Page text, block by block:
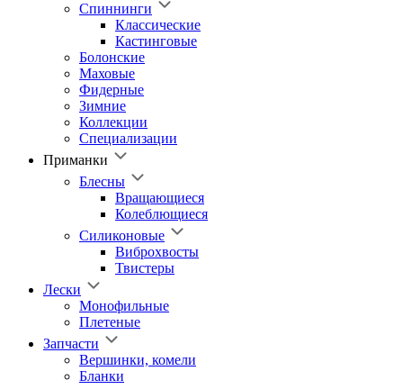
Спиннинги
Классические
Кастинговые
Болонские
Маховые
Фидерные
Зимние
Коллекции
Специализации
Приманки
Блесны
Вращающиеся
Колеблющиеся
Силиконовые
Виброхвосты
Твистеры
Лески
Монофильные
Плетеные
Запчасти
Вершинки, комели
Бланки